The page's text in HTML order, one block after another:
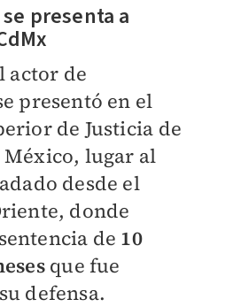
presenta a
actor de
presentó en el
de Justicia de
lugar al
desde el
donde
de 10
que fue
defensa.